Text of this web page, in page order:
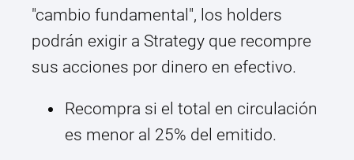
"cambio fundamental", los holders
podrán exigir a Strategy que recompre
sus acciones por dinero en efectivo.
Recompra si el total en circulación
es menor al 25% del emitido.